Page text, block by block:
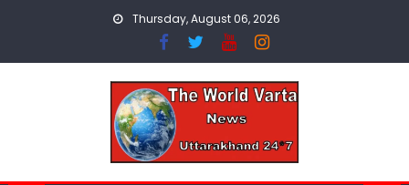
Thursday, August 06, 2026